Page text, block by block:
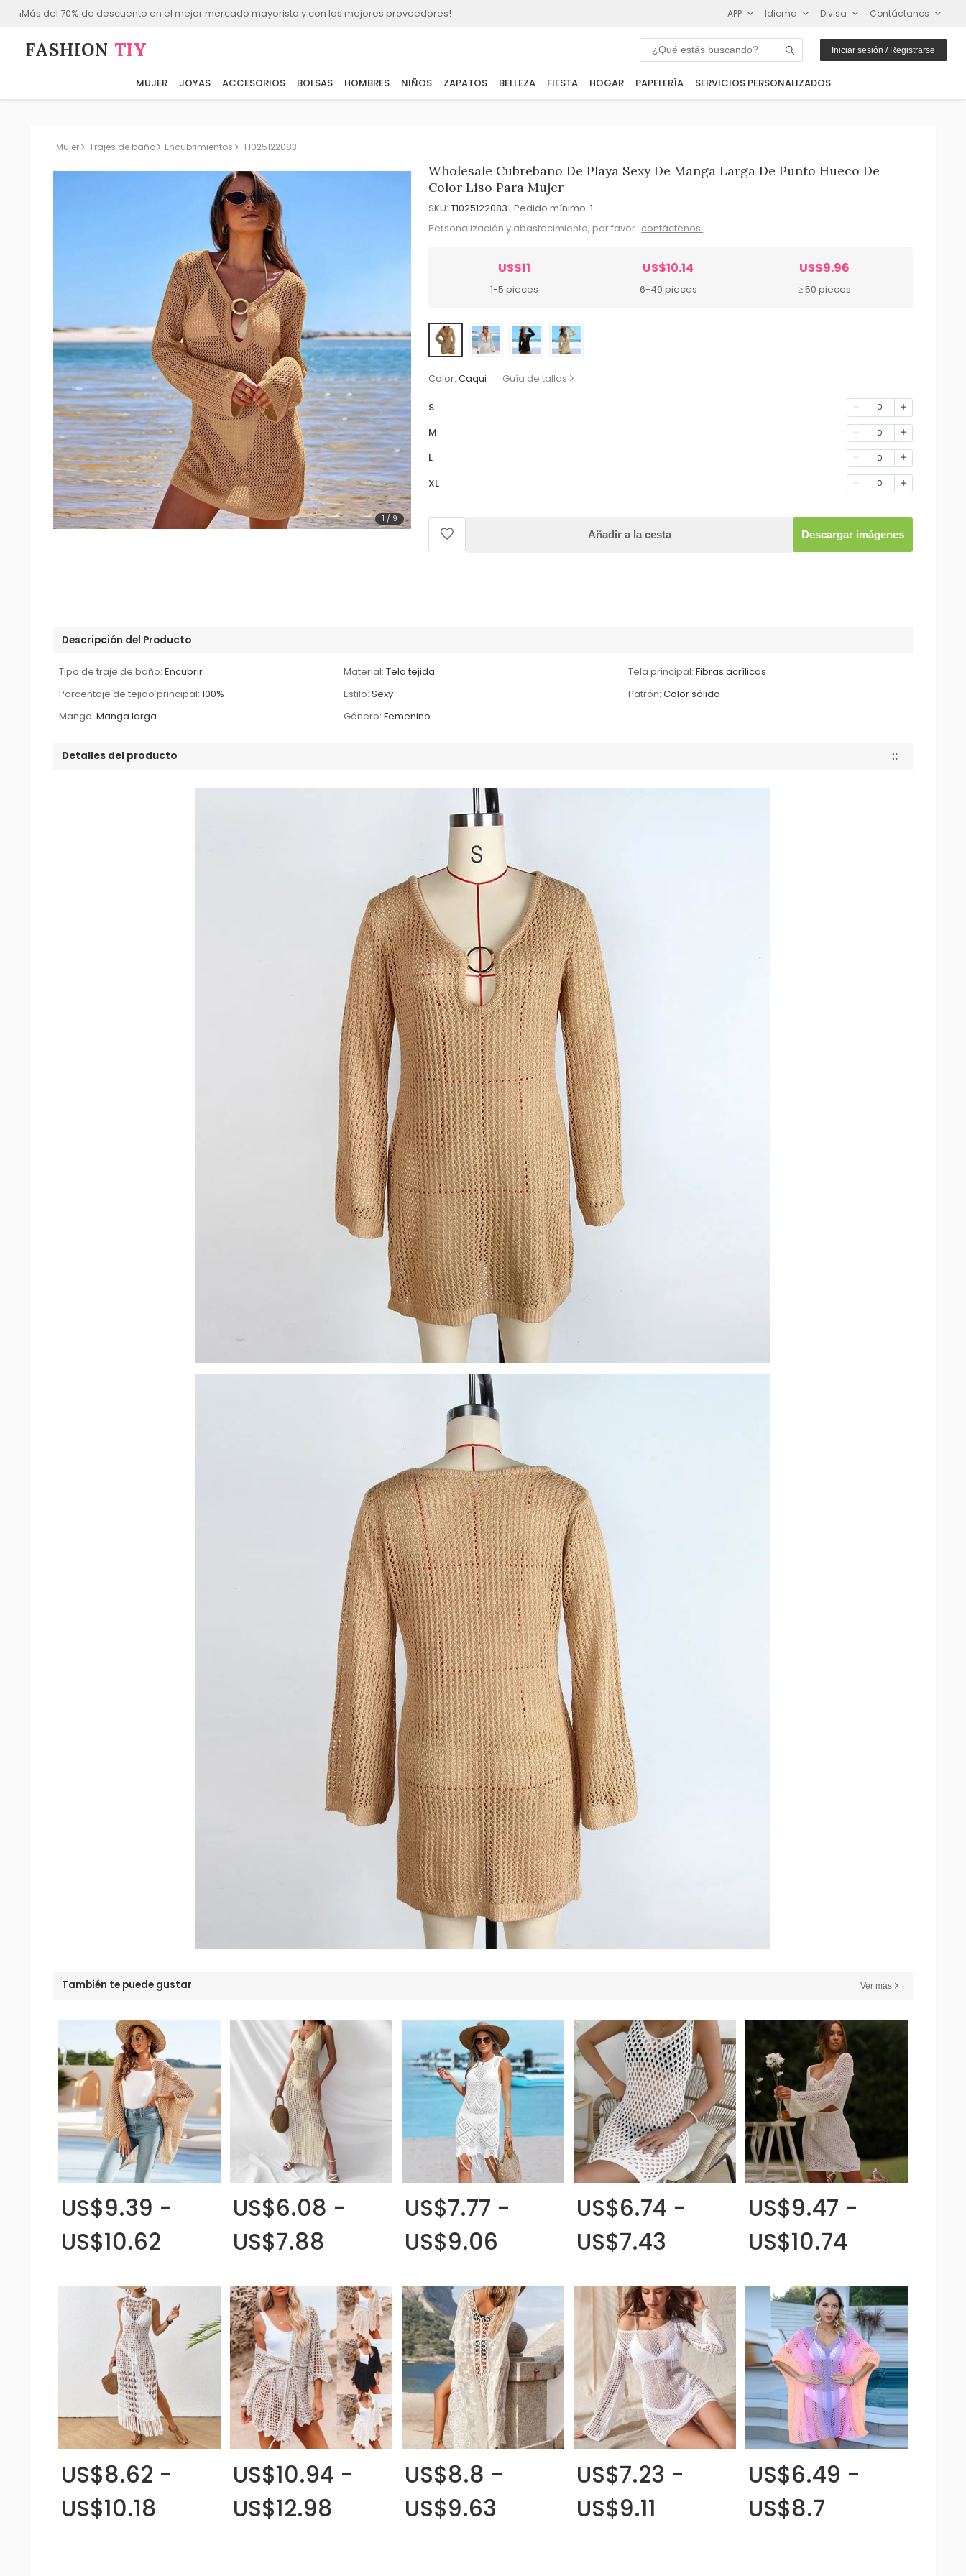
¡Más del 70% de descuento en el mejor mercado mayorista y con los mejores proveedores! APP Idioma Divisa Contáctanos
FASHION⁠ TIY Iniciar sesión / Registrarse
MUJER JOYAS ACCESORIOS BOLSAS HOMBRES NIÑOS ZAPATOS BELLEZA FIESTA HOGAR PAPELERÍA SERVICIOS PERSONALIZADOS
Mujer Trajes de baño Encubrimientos T1025122083
1 / 9
Wholesale Cubrebaño De Playa Sexy De Manga Larga De Punto Hueco De
Color Liso Para Mujer
SKU: T1025122083 Pedido mínimo: 1
Personalización y abastecimiento, por favor contáctenos.
US$11
1-5 pieces
US$10.14
6-49 pieces
US$9.96
≥ 50 pieces
Color: Caqui Guía de tallas
S 0
M 0
L 0
XL 0
Añadir a la cesta Descargar imágenes
Descripción del Producto
Tipo de traje de baño: Encubrir Material: Tela tejida Tela principal: Fibras acrílicas
Porcentaje de tejido principal: 100% Estilo: Sexy Patrón: Color sólido
Manga: Manga larga Género: Femenino
Detalles del producto
También te puede gustar Ver más
US$9.39 -
US$10.62
US$6.08 -
US$7.88
US$7.77 -
US$9.06
US$6.74 -
US$7.43
US$9.47 -
US$10.74
US$8.62 -
US$10.18
US$10.94 -
US$12.98
US$8.8 -
US$9.63
US$7.23 -
US$9.11
US$6.49 -
US$8.7